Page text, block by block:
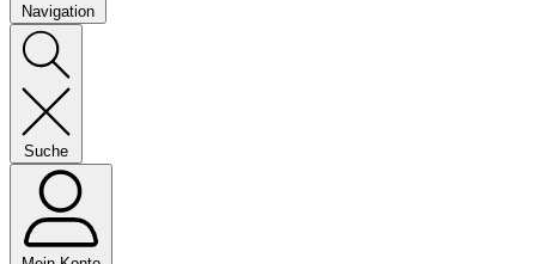
Navigation
Suche